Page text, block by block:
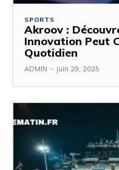
SPORTS
Akroov :
Innovation Peut
Quotidien
ADMIN - juin 29, 2025